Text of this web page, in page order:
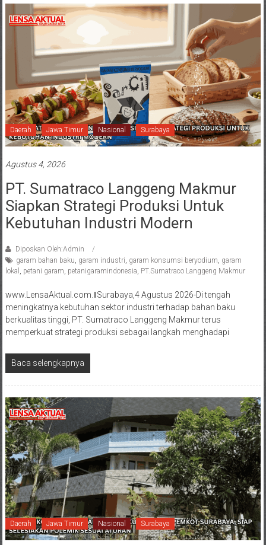
Daerah Jawa Timur Nasional Surabaya
Agustus 4, 2026
PT. Sumatraco Langgeng Makmur
Siapkan Strategi Produksi Untuk
Kebutuhan Industri Modern
Diposkan Oleh:Admin
garam bahan baku, garam industri, garam konsumsi beryodium, garam
lokal , petani garam, petanigaramindonesia, PT.Sumatraco Langgeng Makmur
www.LensaAktual.com.ǁSurabaya,4 Agustus 2026-Di tengah
meningkatnya kebutuhan sektor industri terhadap bahan baku
berkualitas tinggi, PT. Sumatraco Langgeng Makmur terus
memperkuat strategi produksi sebagai langkah menghadapi
Baca selengkapnya
Daerah Jawa Timur Nasional Surabaya